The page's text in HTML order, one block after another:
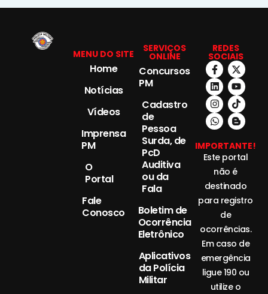
MENU DO SITE
Home
Notícias
Vídeos
Imprensa
PM
O
Portal
Fale
Conosco
SERVIÇOS
ONLINE
Concursos
PM
Cadastro
de
Pessoa
Surda, de
PcD
Auditiva
ou da
Fala
Boletim de
Ocorrência
Eletrônico
Aplicativos
da Polícia
Militar
REDES
SOCIAIS
IMPORTANTE!
Este portal
não é
destinado
para registro
de
ocorrências.
Em caso de
emergência
ligue 190 ou
utilize o